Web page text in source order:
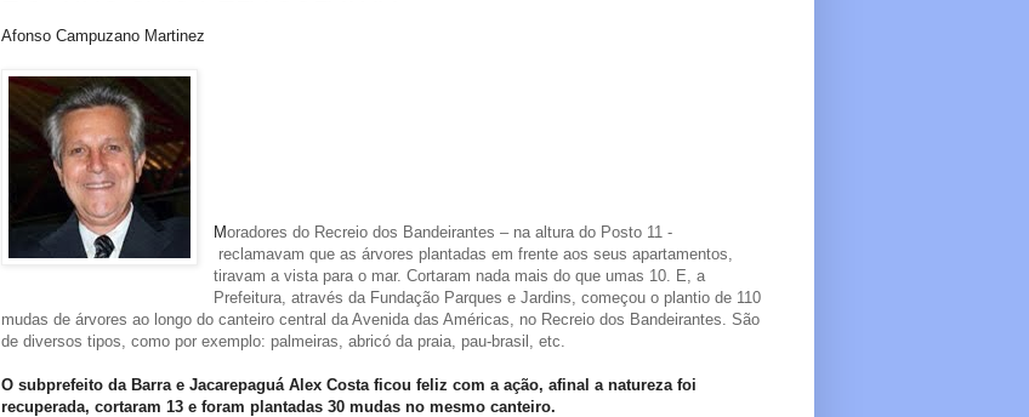
Afonso Campuzano Martinez
Moradores do Recreio dos Bandeirantes – na altura do Posto 11 -
reclamavam que as árvores plantadas em frente aos seus apartamentos,
tiravam a vista para o mar. Cortaram nada mais do que umas 10. E, a
Prefeitura, através da Fundação Parques e Jardins, começou o plantio de 110
mudas de árvores ao longo do canteiro central da Avenida das Américas, no Recreio dos Bandeirantes. São
de diversos tipos, como por exemplo: palmeiras, abricó da praia, pau-brasil, etc.
O subprefeito da Barra e Jacarepaguá Alex Costa ficou feliz com a ação, afinal a natureza foi
recuperada, cortaram 13 e foram plantadas 30 mudas no mesmo canteiro.